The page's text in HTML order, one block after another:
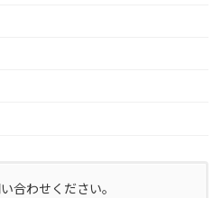
合わせください。